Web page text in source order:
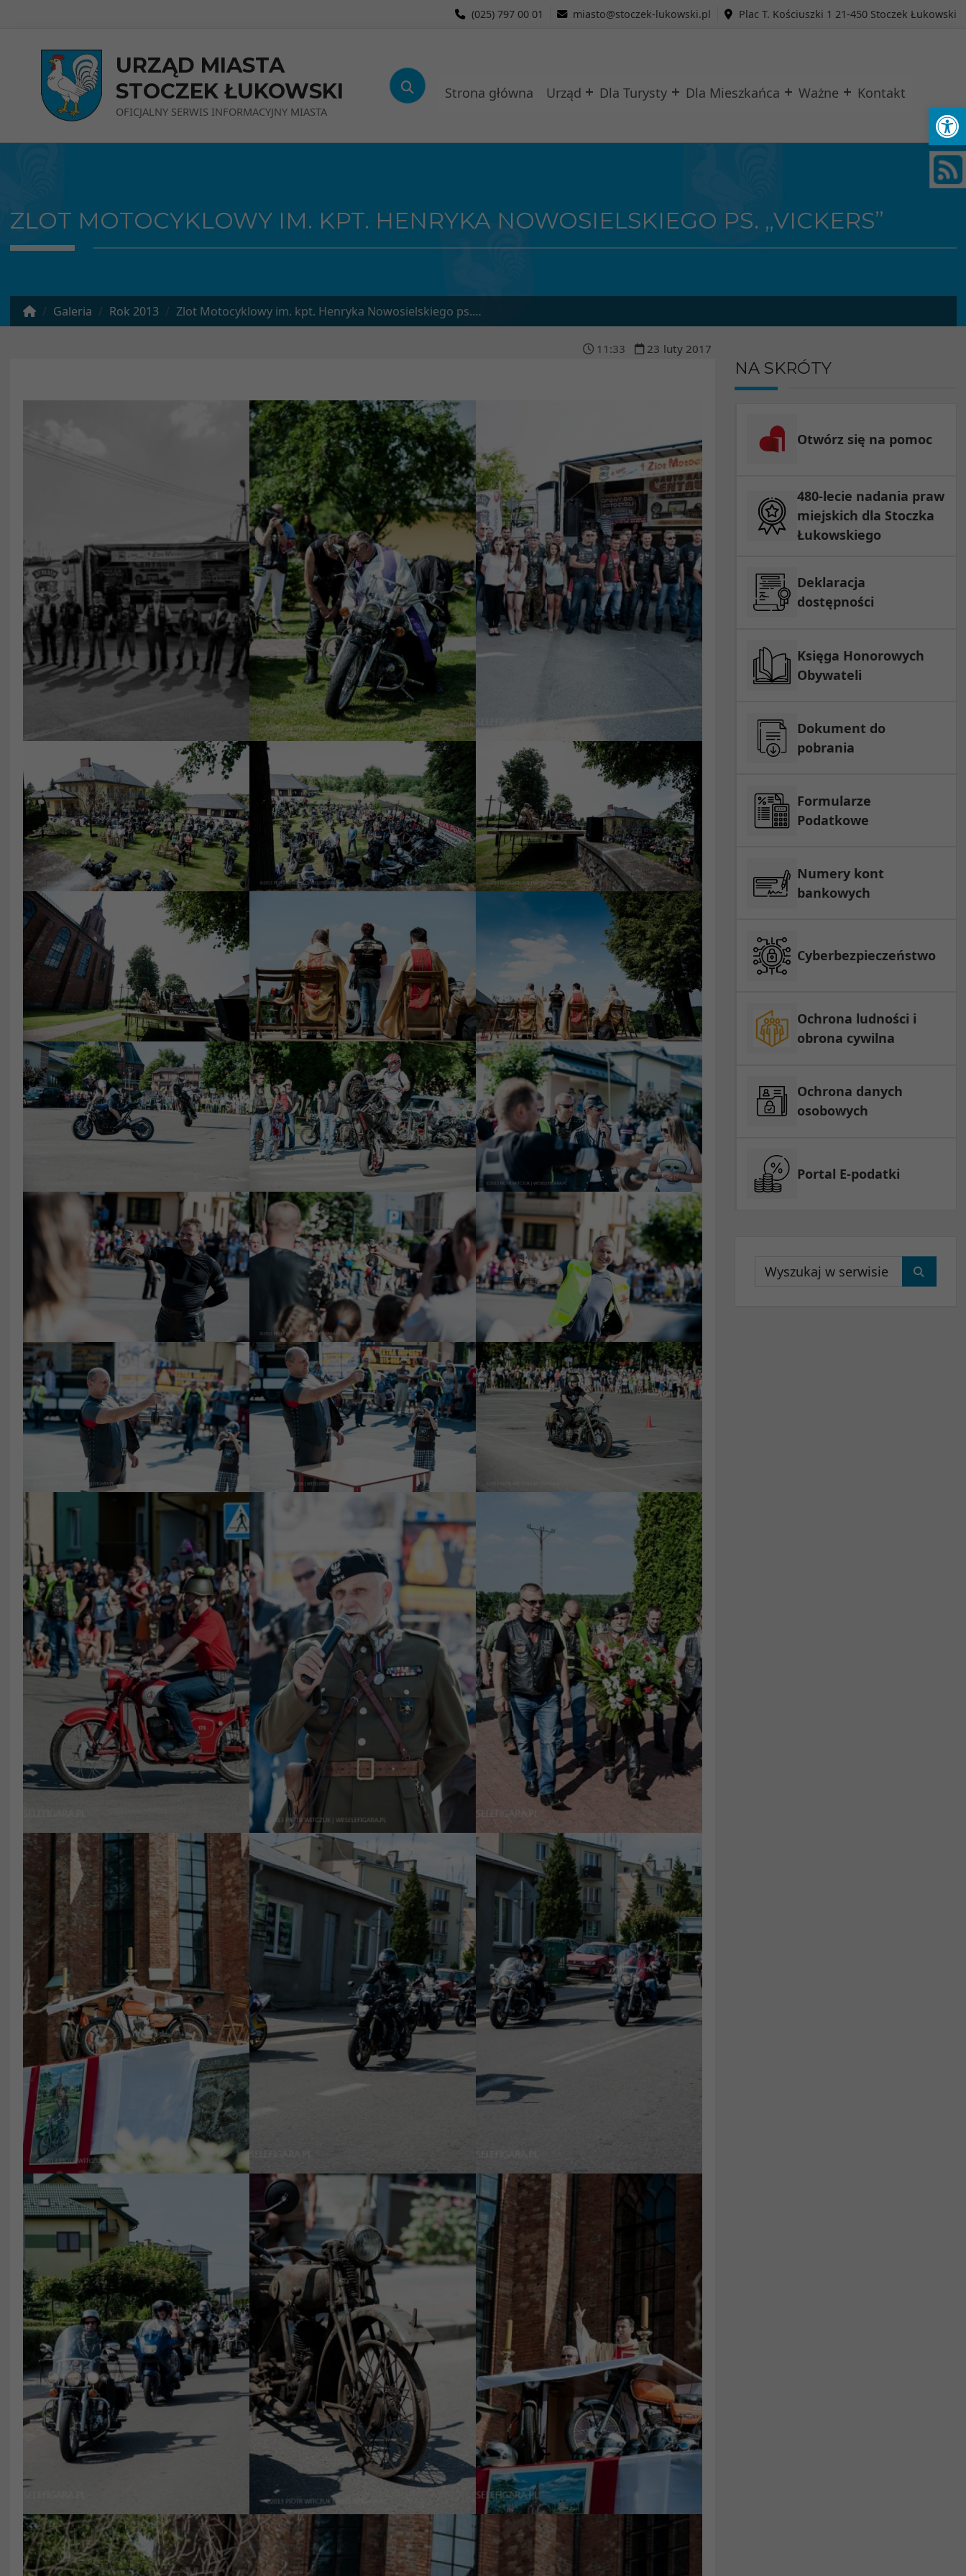
(025) 797 00 01 miasto@stoczek-lukowski.pl Plac T. Kościuszki 1 21-450 Stoczek Łukowski
URZĄD MIASTA
STOCZEK ŁUKOWSKI
OFICJALNY SERWIS INFORMACYJNY MIASTA
Strona główna Urząd Dla Turysty Dla Mieszkańca Ważne Kontakt
ZLOT MOTOCYKLOWY IM. KPT. HENRYKA NOWOSIELSKIEGO PS. „VICKERS”
Galeria Rok 2013 Zlot Motocyklowy im. kpt. Henryka Nowosielskiego ps. „Vickers”
11 :33 23 luty 2017
NA SKRÓTY
Otwórz się na pomoc
480-lecie nadania praw
miejskich dla Stoczka
Łukowskiego
Deklaracja
dostępności
Księga Honorowych
Obywateli
Dokument do
pobrania
Formularze
Podatkowe
Numery kont
bankowych
Cyberbezpieczeństwo
Ochrona ludności i
obrona cywilna
Ochrona danych
osobowych
Portal E-podatki
Wyszukaj